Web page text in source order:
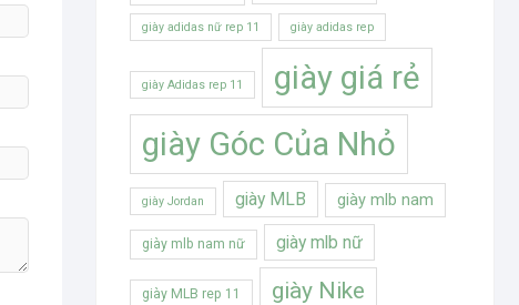
giày adidas nữ rep 11 giày adidas rep
giày Adidas rep 11
giày giá rẻ
giày Góc Của Nhỏ
giày Jordan giày MLB giày mlb nam
giày mlb nam nữ giày mlb nữ
giày MLB rep 11 giày Nike